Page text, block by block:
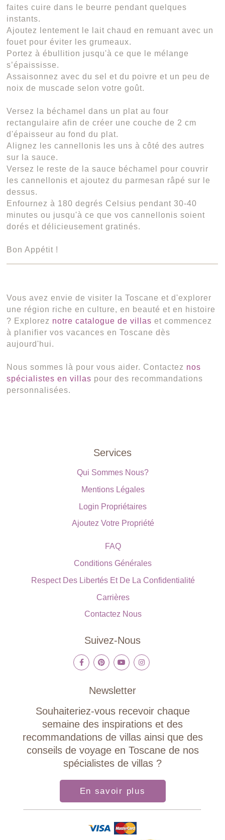
faites cuire dans le beurre pendant quelques
instants.
Ajoutez lentement le lait chaud en remuant avec un
fouet pour éviter les grumeaux.
Portez à ébullition jusqu'à ce que le mélange
s’épaississe.
Assaisonnez avec du sel et du poivre et un peu de
noix de muscade selon votre goût.
Versez la béchamel dans un plat au four
rectangulaire afin de créer une couche de 2 cm
d'épaisseur au fond du plat.
Alignez les cannellonis les uns à côté des autres
sur la sauce.
Versez le reste de la sauce béchamel pour couvrir
les cannellonis et ajoutez du parmesan râpé sur le
dessus.
Enfournez à 180 degrés Celsius pendant 30-40
minutes ou jusqu'à ce que vos cannellonis soient
dorés et délicieusement gratinés.
Bon Appétit !
Vous avez envie de visiter la Toscane et d'explorer
une région riche en culture, en beauté et en histoire
? Explorez notre catalogue de villas et commencez
à planifier vos vacances en Toscane dès
aujourd'hui.
Nous sommes là pour vous aider. Contactez nos
spécialistes en villas pour des recommandations
personnalisées.
Services
Qui Sommes Nous?
Mentions Légales
Login Propriétaires
Ajoutez Votre Propriété
FAQ
Conditions Générales
Respect Des Libertés Et De La Confidentialité
Carrières
Contactez Nous
Suivez-Nous
Newsletter
Souhaiteriez-vous recevoir chaque
semaine des inspirations et des
recommandations de villas ainsi que des
conseils de voyage en Toscane de nos
spécialistes de villas ?
En savoir plus